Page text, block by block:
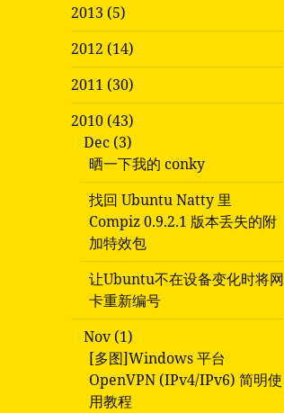
2013 (5)
2012 (14)
2011 (30)
2010 (43)
Dec (3)
晒一下我的 conky
找回 Ubuntu Natty 里
Compiz 0.9.2.1 版本丢失的附
加特效包
让Ubuntu不在设备变化时将网
卡重新编号
Nov (1)
[多图]Windows 平台
OpenVPN (IPv4/IPv6) 简明使
用教程